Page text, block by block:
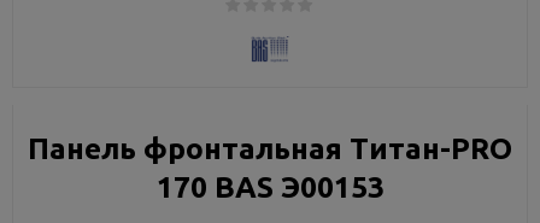
Панель фронтальная Титан-PRO
170 BAS Э00153